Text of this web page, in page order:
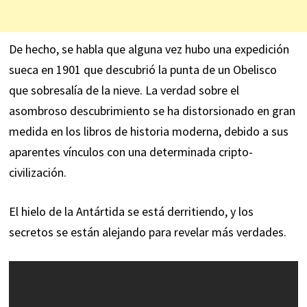
De hecho, se habla que alguna vez hubo una expedición
sueca en 1901 que descubrió la punta de un Obelisco
que sobresalía de la nieve. La verdad sobre el
asombroso descubrimiento se ha distorsionado en gran
medida en los libros de historia moderna, debido a sus
aparentes vínculos con una determinada cripto-
civilización.
El hielo de la Antártida se está derritiendo, y los
secretos se están alejando para revelar más verdades.